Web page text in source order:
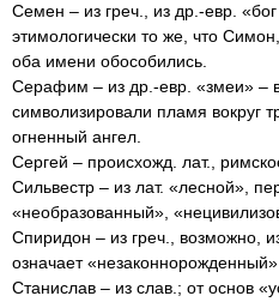
Семен – из греч., из др.-евр.
этимологически то же, что
оба имени обособились.
Серафим – из др.-евр. «змеи» –
символизировали пламя вокруг
огненный ангел.
Сергей – происхожд. лат.,
Сильвестр – из лат. «лесной»,
«необразованный»,
Спиридон – из греч., возможно,
означает
Станислав – из слав.; от основ